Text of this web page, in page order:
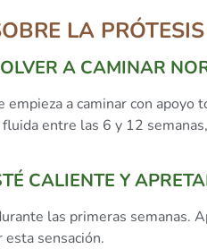
LA
A CAMINAR
a caminar con
entre las 6 y 12
CALIENTE Y
las primeras semanas.
sensación.